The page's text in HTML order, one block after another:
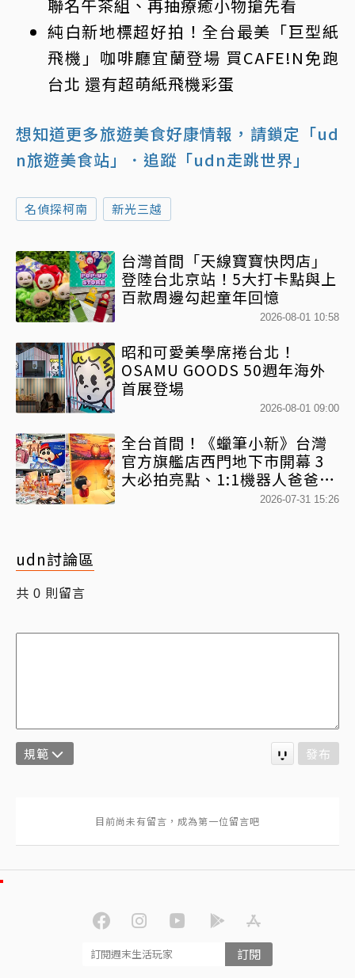
聯名午茶組、再抽療癒小物搶先看
純白新地標超好拍！全台最美「巨型紙
飛機」咖啡廳宜蘭登場 買CAFE!N免跑
台北 還有超萌紙飛機彩蛋
想知道更多旅遊美食好康情報，請鎖定「ud
n旅遊美食站」
．追蹤「udn走跳世界」
名偵探柯南 新光三越
台灣首間「天線寶寶快閃店」
登陸台北京站！5大打卡點與上
百款周邊勾起童年回憶
2026-08-01 10:58
昭和可愛美學席捲台北！
OSAMU GOODS 50週年海外
首展登場
2026-08-01 09:00
全台首間！《蠟筆小新》台灣
官方旗艦店西門地下市開幕 3
大必拍亮點、1:1機器人爸爸、
百款日本直送周邊快搶2026-07-31 15:26
udn討論區
共 0 則留言
規範 發布
訂閱